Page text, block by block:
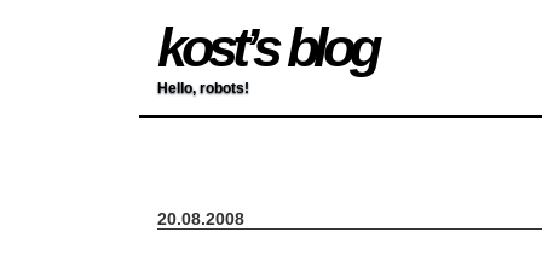
kost’s blog
Hello, robots!
20.08.2008